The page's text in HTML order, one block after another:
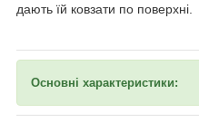
дають їй ковзати по поверхні.
Основні характеристики: